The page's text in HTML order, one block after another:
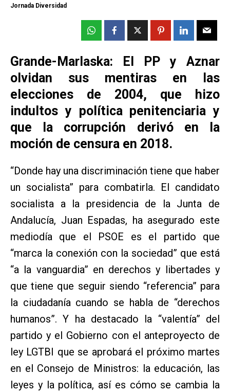
Jornada Diversidad
Grande-Marlaska: El PP y Aznar
olvidan sus mentiras en las
elecciones de 2004, que hizo
indultos y política penitenciaria y
que la corrupción derivó en la
moción de censura en 2018.
“Donde hay una discriminación tiene que haber
un socialista” para combatirla. El candidato
socialista a la presidencia de la Junta de
Andalucía, Juan Espadas, ha asegurado este
mediodía que el PSOE es el partido que
“marca la conexión con la sociedad” que está
“a la vanguardia” en derechos y libertades y
que tiene que seguir siendo “referencia” para
la ciudadanía cuando se habla de “derechos
humanos”. Y ha destacado la “valentía” del
partido y el Gobierno con el anteproyecto de
ley LGTBI que se aprobará el próximo martes
en el Consejo de Ministros: la educación, las
leyes y la política, así es cómo se cambia la